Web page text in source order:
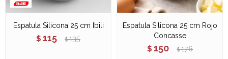
Espatula Silicona 25 cm Ibili
$ 115 $ 135
Espatula Silicona 25 cm Rojo
Concasse
$ 150 $ 176